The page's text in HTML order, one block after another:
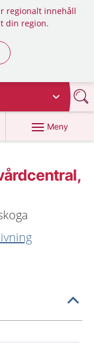
regionalt innehåll
din region.
Meny